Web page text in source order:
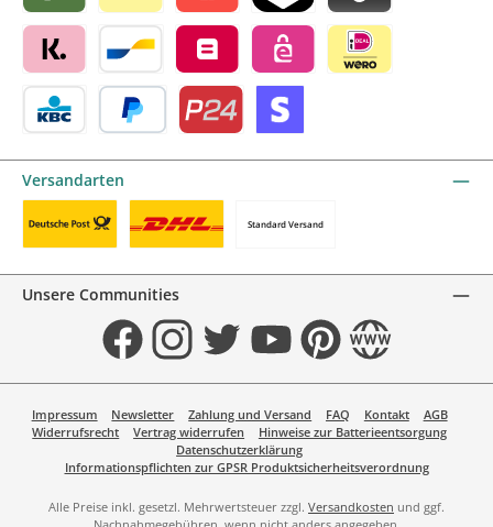
Riverty by mollie
Wero Satispay by mollieTWINT by mollieBlik by mollie
Klarna by mollieBancontact by mollie
Belfius by mollieeps by mollie
Versandarten
Standard Versand
Unsere Communities
FacebookInstagramTwitter YouTubePinterestWebsite
Impressum Newsletter Zahlung und Versand FAQ Kontakt
AGB
Widerrufsrecht
Vertrag widerrufen
Hinweise zur Batterieentsorgung
Datenschutzerklärung
Informationspflichten zur GPSR Produktsicherheitsverordnung
Alle Preise inkl. gesetzl. Mehrwertsteuer zzgl. Versandkosten und ggf.